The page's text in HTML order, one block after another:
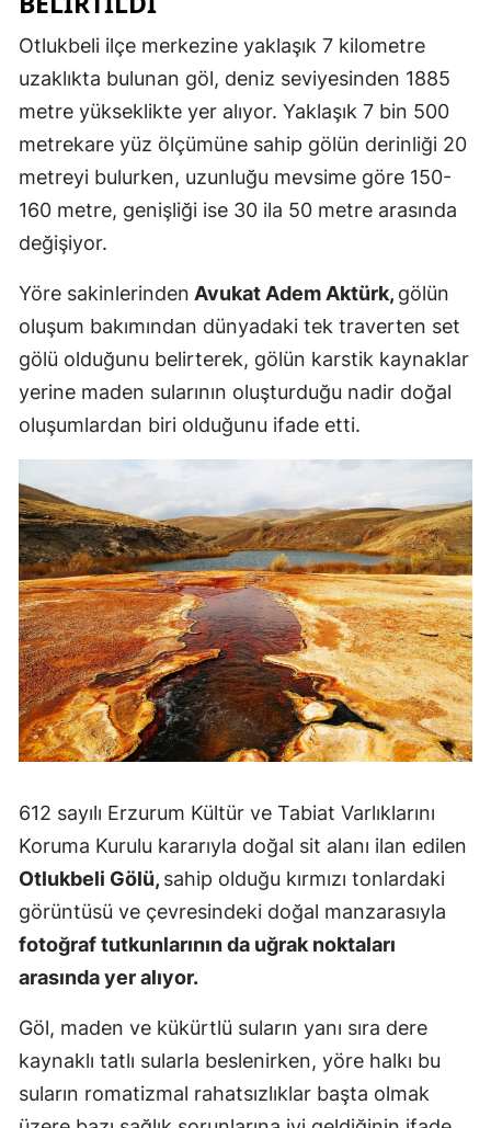
Giresun
Gümüşhane
Hakkari
Mersin
İstanbul
İzmir
Kastamonu
Kayseri
Kırklareli
Kırşehir
Kocaeli
Konya
Kütahya
Manisa
Mardin
Nevşehir
Niğde
Otlukbeli ilçe merkezine yaklaşık 7 kilometre
uzaklıkta bulunan göl, deniz seviyesinden 1885
metre yükseklikte yer alıyor. Yaklaşık 7 bin 500
metrekare yüz ölçümüne sahip gölün derinliği 20
metreyi bulurken, uzunluğu mevsime göre 150-
160 metre, genişliği ise 30 ila 50 metre arasında
değişiyor.
Yöre sakinlerinden Avukat Adem Aktürk, gölün
oluşum bakımından dünyadaki tek traverten set
gölü olduğunu belirterek, gölün karstik kaynaklar
yerine maden sularının oluşturduğu nadir doğal
oluşumlardan biri olduğunu ifade etti.
612 sayılı Erzurum Kültür ve Tabiat Varlıklarını
Koruma Kurulu kararıyla doğal sit alanı ilan edilen
Otlukbeli Gölü, sahip olduğu kırmızı tonlardaki
görüntüsü ve çevresindeki doğal manzarasıyla
fotoğraf tutkunlarının da uğrak noktaları
arasında yer alıyor.
Göl, maden ve kükürtlü suların yanı sıra dere
kaynaklı tatlı sularla beslenirken, yöre halkı bu
suların romatizmal rahatsızlıklar başta olmak